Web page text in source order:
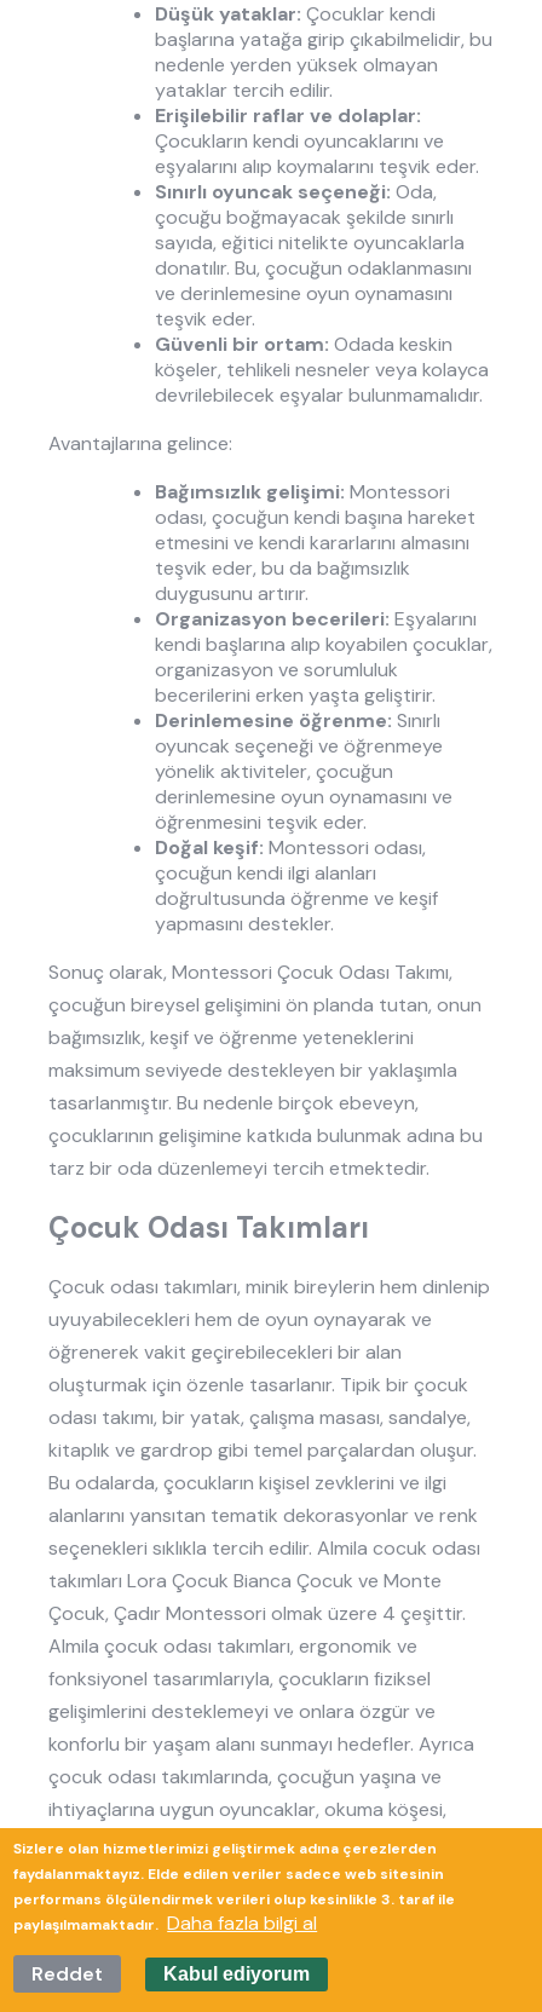
Düşük yataklar: Çocuklar kendi
başlarına yatağa girip çıkabilmelidir, bu
nedenle yerden yüksek olmayan
yataklar tercih edilir.
Erişilebilir raflar ve dolaplar:
Çocukların kendi oyuncaklarını ve
eşyalarını alıp koymalarını teşvik eder.
Sınırlı oyuncak seçeneği: Oda,
çocuğu boğmayacak şekilde sınırlı
sayıda, eğitici nitelikte oyuncaklarla
donatılır. Bu, çocuğun odaklanmasını
ve derinlemesine oyun oynamasını
teşvik eder.
Güvenli bir ortam: Odada keskin
köşeler, tehlikeli nesneler veya kolayca
devrilebilecek eşyalar bulunmamalıdır.
Avantajlarına gelince:
Bağımsızlık gelişimi: Montessori
odası, çocuğun kendi başına hareket
etmesini ve kendi kararlarını almasını
teşvik eder, bu da bağımsızlık
duygusunu artırır.
Organizasyon becerileri: Eşyalarını
kendi başlarına alıp koyabilen çocuklar,
organizasyon ve sorumluluk
becerilerini erken yaşta geliştirir.
Derinlemesine öğrenme: Sınırlı
oyuncak seçeneği ve öğrenmeye
yönelik aktiviteler, çocuğun
derinlemesine oyun oynamasını ve
öğrenmesini teşvik eder.
Doğal keşif: Montessori odası,
çocuğun kendi ilgi alanları
doğrultusunda öğrenme ve keşif
yapmasını destekler.
Sonuç olarak, Montessori Çocuk Odası Takımı,
çocuğun bireysel gelişimini ön planda tutan, onun
bağımsızlık, keşif ve öğrenme yeteneklerini
maksimum seviyede destekleyen bir yaklaşımla
tasarlanmıştır. Bu nedenle birçok ebeveyn,
çocuklarının gelişimine katkıda bulunmak adına bu
tarz bir oda düzenlemeyi tercih etmektedir.
Çocuk Odası Takımları
Çocuk odası takımları, minik bireylerin hem dinlenip
uyuyabilecekleri hem de oyun oynayarak ve
öğrenerek vakit geçirebilecekleri bir alan
oluşturmak için özenle tasarlanır. Tipik bir çocuk
odası takımı, bir yatak, çalışma masası, sandalye,
kitaplık ve gardrop gibi temel parçalardan oluşur.
Bu odalarda, çocukların kişisel zevklerini ve ilgi
alanlarını yansıtan tematik dekorasyonlar ve renk
seçenekleri sıklıkla tercih edilir. Almila cocuk odası
takımları Lora Çocuk Bianca Çocuk ve Monte
Çocuk, Çadır Montessori olmak üzere 4 çeşittir.
Almila çocuk odası takımları, ergonomik ve
fonksiyonel tasarımlarıyla, çocukların fiziksel
gelişimlerini desteklemeyi ve onlara özgür ve
konforlu bir yaşam alanı sunmayı hedefler. Ayrıca
çocuk odası takımlarında, çocuğun yaşına ve
ihtiyaçlarına uygun oyuncaklar, okuma köşesi,
sanatsal aktiviteler için gereken malzemeler ve
organizasyonu kolaylaştıracak çekmeceler ve
raflar da bulunur. Çocuk odası takımları, kullanılan
malzemenin kalitesinden renk ve tasarım
seçeneklerine kadar, çocuğun sağlığı, güvenliği ve
Sizlere olan hizmetlerimizi geliştirmek adına çerezlerden
faydalanmaktayız. Elde edilen veriler sadece web sitesinin
performans ölçülendirmek verileri olup kesinlikle 3. taraf ile
paylaşılmamaktadır. Daha fazla bilgi al
Reddet
Kabul ediyorum